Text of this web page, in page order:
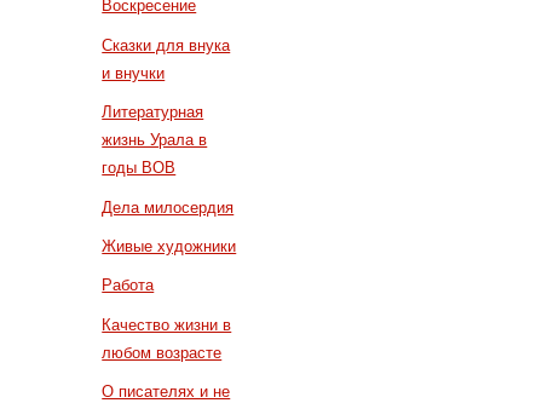
Воскресение
Сказки для внука
и внучки
Литературная
жизнь Урала в
годы ВОВ
Дела милосердия
Живые художники
Работа
Качество жизни в
любом возрасте
О писателях и не